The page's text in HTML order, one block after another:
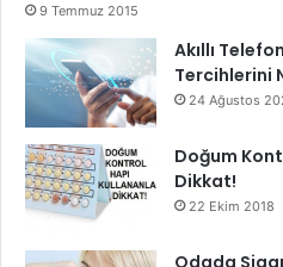
9 Temmuz 2015
Akıllı
Tercihlerini
24 Ağustos
Doğum
Dikkat!
22 Ekim 2018